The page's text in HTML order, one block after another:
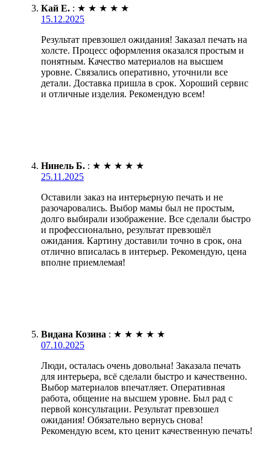
Кай Е. : ★ ★ ★ ★ ★
15.12.2025
Результат превзошел ожидания! Заказал печать на
холсте. Процесс оформления оказался простым и
понятным. Качество материалов на высшем
уровне. Связались оперативно, уточнили все
детали. Доставка пришла в срок. Хороший сервис
и отличные изделия. Рекомендую всем!
Нинель Б. : ★ ★ ★ ★ ★
25.11.2025
Оставили заказ на интерьерную печать и не
разочаровались. Выбор мамы был не простым,
долго выбирали изображение. Все сделали быстро
и профессионально, результат превзошёл
ожидания. Картину доставили точно в срок, она
отлично вписалась в интерьер. Рекомендую, цена
вполне приемлемая!
Видана Козина : ★ ★ ★ ★ ★
07.10.2025
Люди, осталась очень довольна! Заказала печать
для интерьера, всё сделали быстро и качественно.
Выбор материалов впечатляет. Оперативная
работа, общение на высшем уровне. Был рад с
первой консультации. Результат превзошел
ожидания! Обязательно вернусь снова!
Рекомендую всем, кто ценит качественную печать!